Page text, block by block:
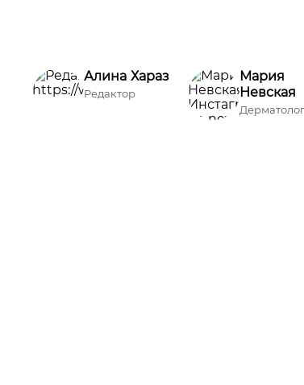
Алина Хараз
Редактор
Мария
Невская
Дерматолог